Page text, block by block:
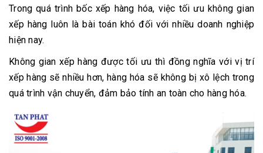
Trong quá trình bốc xếp hàng hóa, việc tối ưu không gian
xếp hàng luôn là bài toán khó đối với nhiều doanh nghiệp
hiện nay.
Không gian xếp hàng được tối ưu thì đồng nghĩa với vị trí
xếp hàng sẽ nhiều hơn, hàng hóa sẽ không bị xô lệch trong
quá trình vận chuyển, đảm bảo tính an toàn cho hàng hóa.